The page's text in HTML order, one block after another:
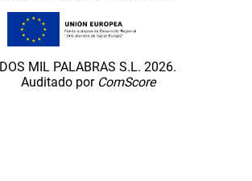
DOS MIL PALABRAS S.L. 2026.
Auditado por ComScore